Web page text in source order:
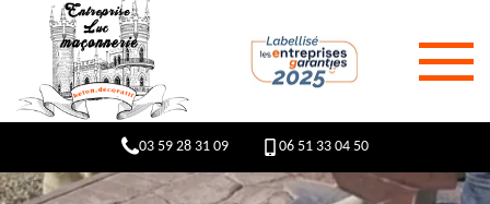
03 59 28 31 09 06 51 33 04 50